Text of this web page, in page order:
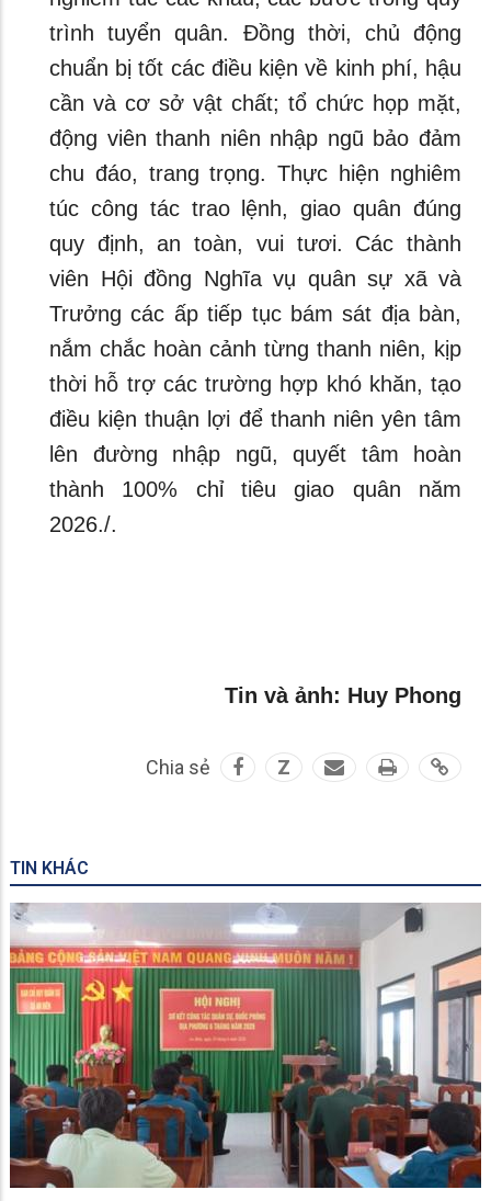
trình tuyển quân. Đồng thời, chủ động
chuẩn bị tốt các điều kiện về kinh phí, hậu
cần và cơ sở vật chất; tổ chức họp mặt,
động viên thanh niên nhập ngũ bảo đảm
chu đáo, trang trọng. Thực hiện nghiêm
túc công tác trao lệnh, giao quân đúng
quy định, an toàn, vui tươi. Các thành
viên Hội đồng Nghĩa vụ quân sự xã và
Trưởng các ấp tiếp tục bám sát địa bàn,
nắm chắc hoàn cảnh từng thanh niên, kịp
thời hỗ trợ các trường hợp khó khăn, tạo
điều kiện thuận lợi để thanh niên yên tâm
lên đường nhập ngũ, quyết tâm hoàn
thành 100% chỉ tiêu giao quân năm
2026./.
Tin và ảnh: Huy Phong
Chia sẻ Z
TIN KHÁC